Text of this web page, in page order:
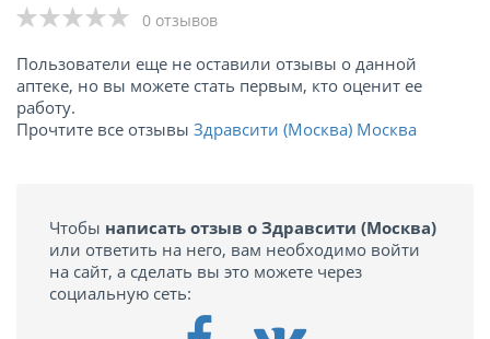
0 отзывов
Пользователи еще не оставили отзывы о данной
аптеке, но вы можете стать первым, кто оценит ее
работу.
Прочтите все отзывы Здравсити (Москва) Москва
Чтобы написать отзыв о Здравсити (Москва)
или ответить на него, вам необходимо войти
на сайт, а сделать вы это можете через
социальную сеть: